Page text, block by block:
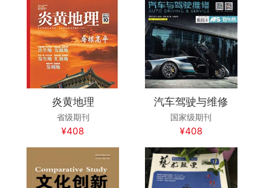
炎黄地理
省级期刊
¥408
汽车驾驶与维修
国家级期刊
¥408